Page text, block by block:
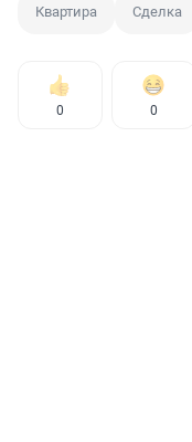
Квартира Сделка
0 0